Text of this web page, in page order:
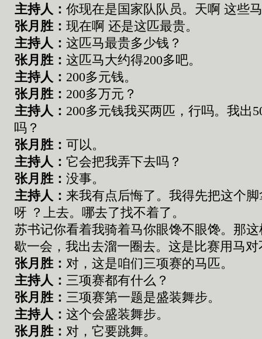
主持人： 你现在是国家队队员。 天啊 这些马
张月胜： 现在啊 还是这匹最贵。
主持人： 这匹马最贵多少钱 ？
张月胜： 这匹马大约得200多吧。
主持人： 200多元钱。
张月胜： 200多万元？
主持人： 200多元钱我买两匹 ， 行吗。 我出
吗 ？
张月胜： 可以。
主持人： 它会把我弄下去吗 ？
张月胜： 没事。
主持人： 来我有点后悔了 。 我得先把这个
呀 ？上去。哪去了找不着了。
苏书记你看着我骑着马你眼馋不眼馋。 那这
歇一会 ，我出去溜一圈去。这是比赛用马
张月胜： 对 ，这是咱们三项赛的马匹。
主持人： 三项赛都有什么？
张月胜： 三项赛第一题是盛装舞步。
主持人： 这个会盛装舞步。
张月胜： 对，它要跳舞。